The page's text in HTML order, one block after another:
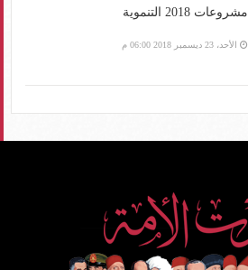
مشروعات 2018 التنموية
الأحد، 23 ديسمبر 2018 06:00 م